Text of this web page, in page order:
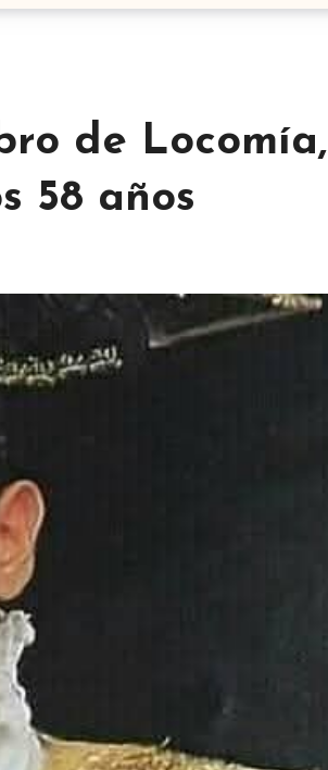
de Locomía,
58 años